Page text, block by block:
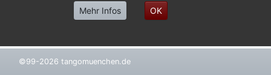
©99-2026 tangomuenchen.de
Mehr Infos OK